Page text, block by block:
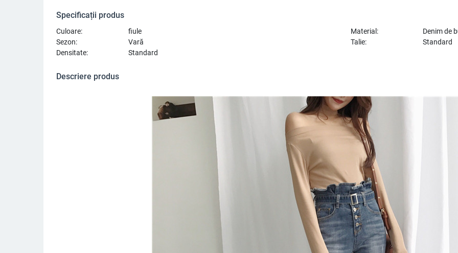
Specificații produs
Culoare: fiule Material:
Denim de
Sezon:
Vară Talie:
Standard
Densitate:
Standard
Descriere produs